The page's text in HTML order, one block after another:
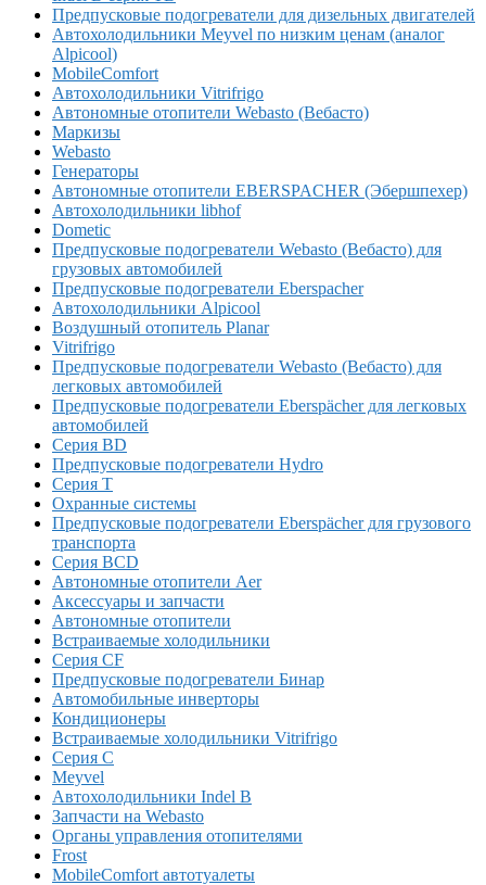
Предпусковые подогреватели для дизельных двигателей
Автохолодильники Meyvel по низким ценам (аналог
Alpicool)
MobileComfort
Автохолодильники Vitrifrigo
Автономные отопители Webasto (Вебасто)
Маркизы
Webasto
Генераторы
Автономные отопители EBERSPACHER (Эбершпехер)
Автохолодильники libhof
Dometic
Предпусковые подогреватели Webasto (Вебасто) для
грузовых автомобилей
Предпусковые подогреватели Eberspacher
Автохолодильники Alpicool
Воздушный отопитель Planar
Vitrifrigo
Предпусковые подогреватели Webasto (Вебасто) для
легковых автомобилей
Предпусковые подогреватели Eberspächer для легковых
автомобилей
Серия BD
Предпусковые подогреватели Hydro
Серия T
Охранные системы
Предпусковые подогреватели Eberspächer для грузового
транспорта
Серия BCD
Автономные отопители Аer
Аксессуары и запчасти
Автономные отопители
Встраиваемые холодильники
Серия CF
Предпусковые подогреватели Бинар
Автомобильные инверторы
Кондиционеры
Встраиваемые холодильники Vitrifrigo
Серия C
Meyvel
Автохолодильники Indel B
Запчасти на Webasto
Органы управления отопителями
Frost
MobileComfort автотуалеты